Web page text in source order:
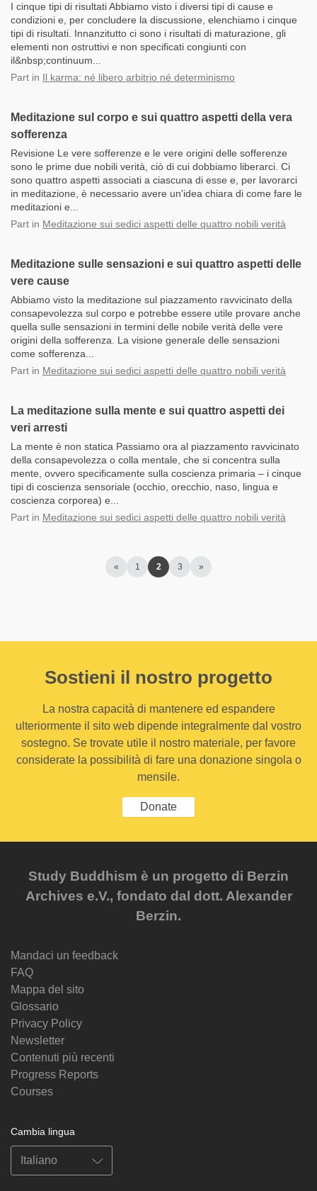
I cinque tipi di risultati Abbiamo visto i diversi tipi di cause e
condizioni e, per concludere la discussione, elenchiamo i cinque
tipi di risultati. Innanzitutto ci sono i risultati di maturazione, gli
elementi non ostruttivi e non specificati congiunti con
il&nbsp;continuum...
Part in Il karma: né libero arbitrio né determinismo
Meditazione sul corpo e sui quattro aspetti della vera
sofferenza
Revisione Le vere sofferenze e le vere origini delle sofferenze
sono le prime due nobili verità, ciò di cui dobbiamo liberarci. Ci
sono quattro aspetti associati a ciascuna di esse e, per lavorarci
in meditazione, è necessario avere un'idea chiara di come fare le
meditazioni e...
Part in Meditazione sui sedici aspetti delle quattro nobili verità
Meditazione sulle sensazioni e sui quattro aspetti delle
vere cause
Abbiamo visto la meditazione sul piazzamento ravvicinato della
consapevolezza sul corpo e potrebbe essere utile provare anche
quella sulle sensazioni in termini delle nobile verità delle vere
origini della sofferenza. La visione generale delle sensazioni
come sofferenza...
Part in Meditazione sui sedici aspetti delle quattro nobili verità
La meditazione sulla mente e sui quattro aspetti dei
veri arresti
La mente è non statica Passiamo ora al piazzamento ravvicinato
della consapevolezza o colla mentale, che si concentra sulla
mente, ovvero specificamente sulla coscienza primaria – i cinque
tipi di coscienza sensoriale (occhio, orecchio, naso, lingua e
coscienza corporea) e...
Part in Meditazione sui sedici aspetti delle quattro nobili verità
« 1 2 3 »
Sostieni il nostro progetto
La nostra capacità di mantenere ed espandere
ulteriormente il sito web dipende integralmente dal vostro
sostegno. Se trovate utile il nostro materiale, per favore
considerate la possibilità di fare una donazione singola o
mensile.
Donate
Study Buddhism è un progetto di Berzin
Archives e.V., fondato dal dott. Alexander
Berzin.
Mandaci un feedback
FAQ
Mappa del sito
Glossario
Privacy Policy
Newsletter
Contenuti più recenti
Progress Reports
Courses
Cambia lingua